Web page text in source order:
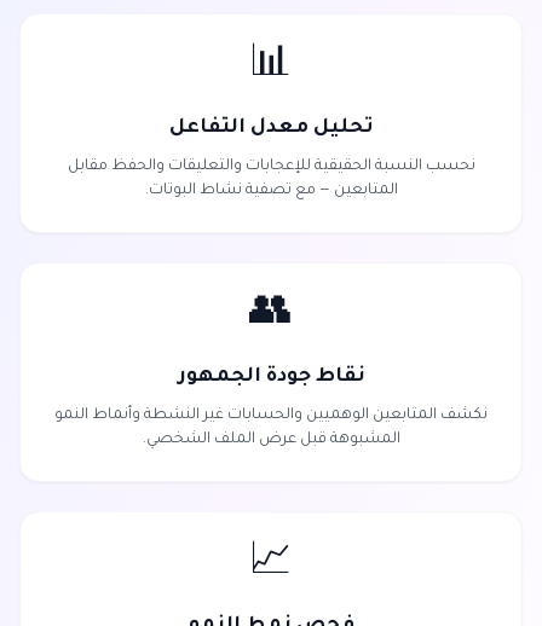
📊
تحليل معدل التفاعل
نحسب النسبة الحقيقية للإعجابات والتعليقات والحفظ مقابل
المتابعين — مع تصفية نشاط البوتات.
👥
نقاط جودة الجمهور
نكشف المتابعين الوهميين والحسابات غير النشطة وأنماط النمو
المشبوهة قبل عرض الملف الشخصي.
📈